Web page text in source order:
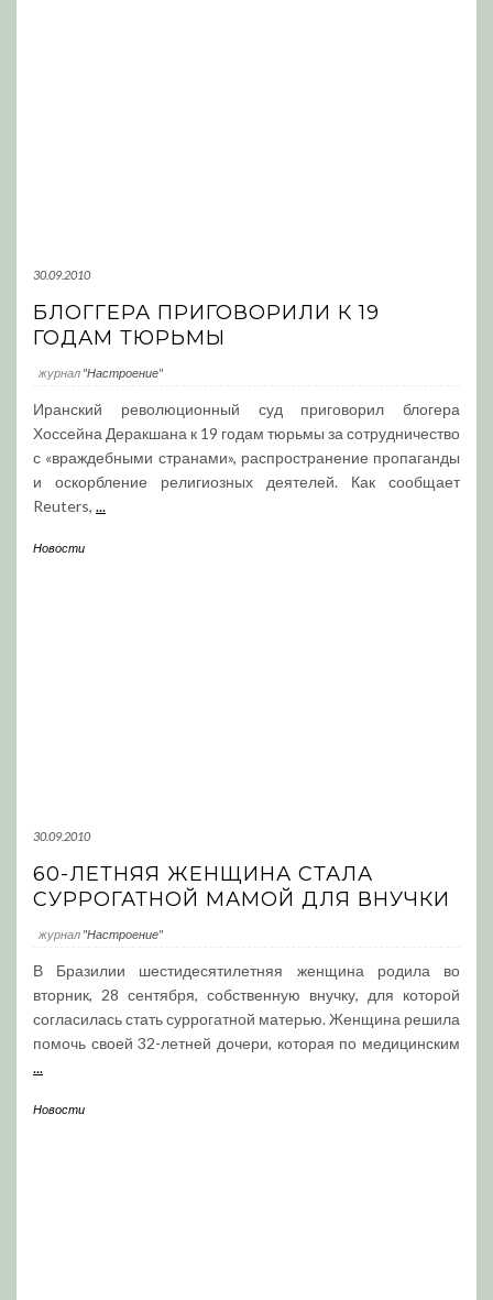
30.09.2010
БЛОГГЕРА ПРИГОВОРИЛИ К 19
ГОДАМ ТЮРЬМЫ
журнал "Настроение"
Иранский революционный суд приговорил блогера
Хоссейна Деракшана к 19 годам тюрьмы за сотрудничество
с «враждебными странами», распространение пропаганды
и оскорбление религиозных деятелей. Как сообщает
Reuters, ...
Новости
30.09.2010
60-ЛЕТНЯЯ ЖЕНЩИНА СТАЛА
СУРРОГАТНОЙ МАМОЙ ДЛЯ ВНУЧКИ
журнал "Настроение"
В Бразилии шестидесятилетняя женщина родила во
вторник, 28 сентября, собственную внучку, для которой
согласилась стать суррогатной матерью. Женщина решила
помочь своей 32-летней дочери, которая по медицинским
...
Новости